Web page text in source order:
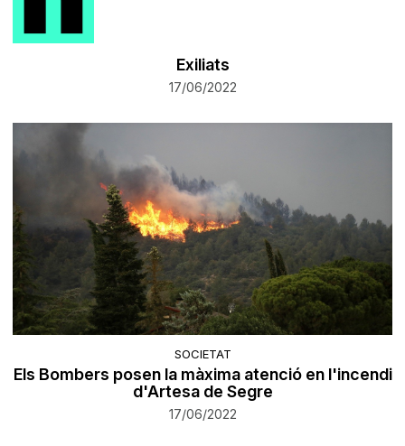
Exiliats
17/06/2022
SOCIETAT
Els Bombers posen la màxima atenció en l'incendi
d'Artesa de Segre
17/06/2022